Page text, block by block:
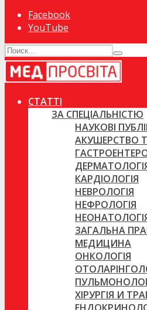
Facebook
YouTube
СТАТТІ
ЗА СПЕЦІАЛЬНІСТЮ
НАУКОВІ
АКУШЕРСТВО
КАРДІОЛОГІЯ
НЕВРОЛОГІЯ
НЕФРОЛОГІЯ
ЗАГАЛЬНА
МЕДИЦИНА
ОНКОЛОГІЯ
ХІРУРГІЯ И